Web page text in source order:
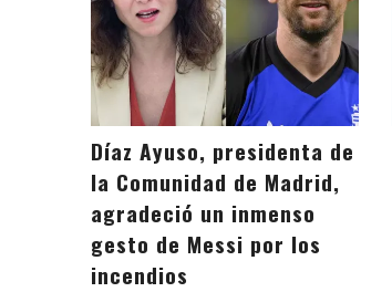
Díaz Ayuso, presidenta de
la Comunidad de Madrid,
agradeció un inmenso
gesto de Messi por los
incendios